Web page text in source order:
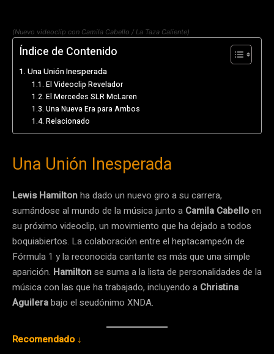
(Nuevo videoclip con Camila Cabello / La Taza Caliente)
Índice de Contenido
Una Unión Inesperada
El Videoclip Revelador
El Mercedes SLR McLaren
Una Nueva Era para Ambos
Relacionado
Una Unión Inesperada
Lewis Hamiltonha dado un nuevo giro a su carrera,
sumándose al mundo de la música junto a Camila Cabelloen
su próximo videoclip, un movimiento que ha dejado a todos
boquiabiertos. La colaboración entre el heptacampeón de
Fórmula 1 y la reconocida cantante es más que una simple
aparición. Hamiltonse suma a la lista de personalidades de la
música con las que ha trabajado, incluyendo a Christina
Aguilerabajo el seudónimo XNDA.
Recomendado ↓